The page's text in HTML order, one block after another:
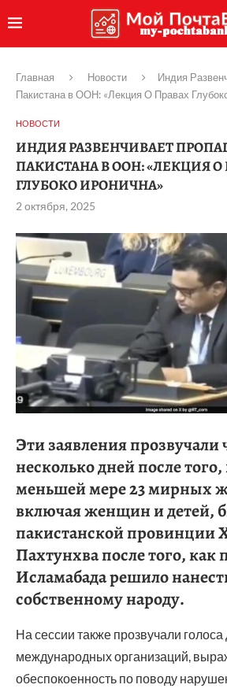
Главная Новости
Индия
Пакистана в ООН: «Лекция О Правах
НОВОСТИ
ИНДИЯ РАЗВЕНЧИВАЕТ
ПАКИСТАНА В ООН: «ЛЕКЦИЯ О
ГЛУБОКО ИРОНИЧНА»
2 октября, 2025
Эти заявления прозвучали
несколько дней после
меньшей мере 23 мирных
включая женщин и детей,
пакистанской провинции
Пахтунхва после того, как
Исламабада решило
собственному народу.
На сессии также прозвучали голоса
международных организаций,
обеспокоенность по поводу